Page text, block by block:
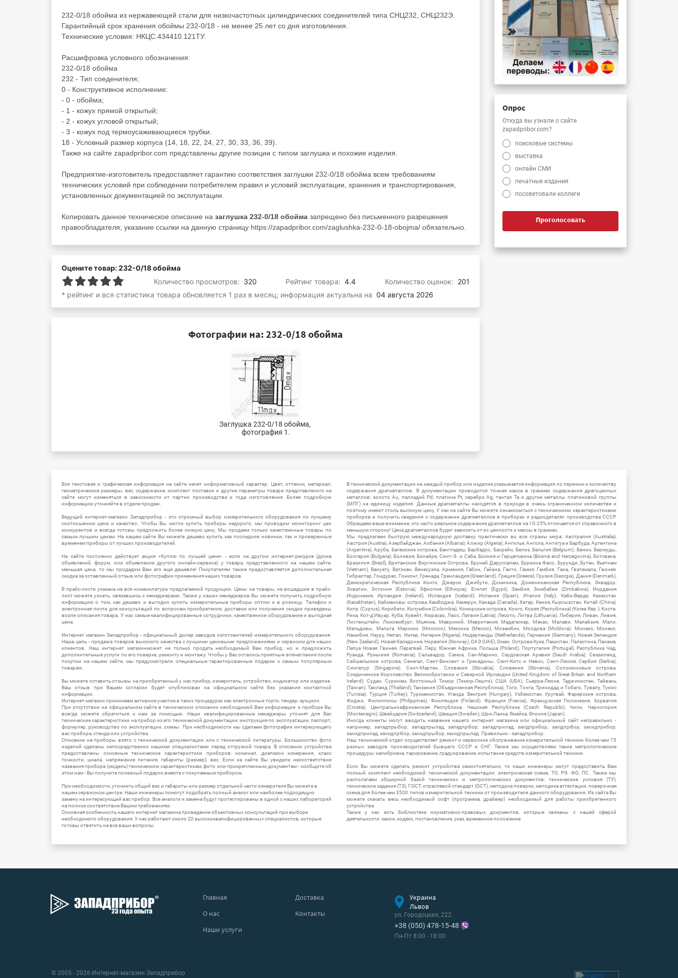
232-0/18 обойма из нержавеющей стали для низкочастотных цилиндрических соединителей типа СНЦ232, СНЦ232Э.
Гарантийный срок хранения обоймы 232-0/18 - не менее 25 лет со дня изготовления.
Технические условия: НКЦС.434410.121ТУ.
Расшифровка условного обозначения:
232-0/18 обойма
232 - Тип соеденителя;
0 - Конструктивное исполнение:
- 0 - обойма;
- 1 - кожух прямой открытый;
- 2 - кожух угловой открытый;
- 3 - кожух под термоусаживающиеся трубки.
18 - Условный размер корпуса (14, 18, 22, 24, 27, 30, 33, 36, 39).
Также на сайте zapadpribor.com представлены другие позиции с типом заглушка и похожие изделия.
Предприятие-изготовитель предоставляет гарантию соответствия заглушки 232-0/18 обойма всем требованиям
технических условий при соблюдении потребителем правил и условий эксплуатации, хранения и транспортирования,
установленных документацией по эксплуатации.
Копировать данное техническое описание на заглушка 232-0/18 обойма запрещено без письменного разрешения
правообладателя; указание ссылки на данную страницу https://zapadpribor.com/zaglushka-232-0-18-obojma/ обязательно.
Оцените товар: 232-0/18 обойма
Количество просмотров: 320 Рейтинг товара: 4.4 Количество оценок: 201
* рейтинг и вся статистика товара обновляется 1 раз в месяц; информация актуальна на 04 августа 2026
Фотографии на: 232-0/18 обойма
Заглушка 232-0/18 обойма,
фотография 1.
Опрос
Откуда вы узнали о сайте
zapadpribor.com?
поисковые системы
выставка
онлайн СМИ
печатные издания
посоветовали коллеги
Проголосовать
Вся текстовая и графическая информация на сайте несет информативный характер. Цвет, оттенок, материал,
геометрические размеры, вес, содержание, комплект поставки и другие параметры товара представленого на
сайте могут изменяться в зависимости от партии производства и года изготовления. Более подробную
информацию уточняйте в отделе продаж.
Ведущий интернет-магазин Западприбор - это огромный выбор измерительного оборудования по лучшему
соотношению цена и качество. Чтобы Вы могли купить приборы недорого, мы проводим мониторинг цен
конкурентов и всегда готовы предложить более низкую цену. Мы продаем только качественные товары по
самым лучшим ценам. На нашем сайте Вы можете дешево купить как последние новинки, так и проверенные
временем приборы от лучших производителей.
На сайте постоянно действует акция «Куплю по лучшей цене» - если на другом интернет-ресурсе (доска
объявлений, форум, или объявление другого онлайн-сервиса) у товара, представленного на нашем сайте,
меньшая цена, то мы продадим Вам его еще дешевле! Покупателям также предоставляется дополнительная
скидка за оставленный отзыв или фотографии применения наших товаров.
В прайс-листе указана не вся номенклатура предлагаемой продукции. Цены на товары, не вошедшие в прайс-
лист можете узнать, связавшись с менеджерами. Также у наших менеджеров Вы можете получить подробную
информацию о том, как дешево и выгодно купить измерительные приборы оптом и в розницу. Телефон и
электронная почта для консультаций по вопросам приобретения, доставки или получения скидки приведены
возле описания товара. У нас самые квалифицированные сотрудники, качественное оборудование и выгодная
цена.
Интернет магазин Западприбор - официальный дилер заводов изготовителей измерительного оборудования.
Наша цель - продажа товаров высокого качества с лучшими ценовыми предложениями и сервисом для наших
клиентов. Наш интернет магазинможет не только продать необходимый Вам прибор, но и предложить
дополнительные услуги по его поверке, ремонту и монтажу. Чтобы у Вас остались приятные впечатления после
покупки на нашем сайте, мы предусмотрели специальные гарантированные подарки к самым популярным
товарам.
Вы можете оставить отзывы на приобретенный у нас прибор, измеритель, устройство, индикатор или изделие.
Ваш отзыв при Вашем согласии будет опубликован на официальном сайте без указания контактной
информации.
Интернет-магазин принимаем активное участие в таких процедурах как электронные торги, тендер, аукцион.
При отсутствии на официальном сайте в техническом описании необходимой Вам информации о приборе Вы
всегда можете обратиться к нам за помощью. Наши квалифицированные менеджеры уточнят для Вас
технические характеристики на прибор из его технической документации: инструкция по эксплуатации, паспорт,
формуляр, руководство по эксплуатации, схемы. При необходимости мы сделаем фотографии интересующего
вас прибора, стенда или устройства.
Описание на приборы взято с технической документации или с технической литературы. Большинство фото
изделий сделаны непосредственно нашими специалистами перед отгрузкой товара. В описании устройства
предоставлены основные технические характеристики приборов: номинал, диапазон измерения, класс
точности, шкала, напряжение питания, габариты (размер), вес. Если на сайте Вы увидели несоответствие
названия прибора (модель) техническим характеристикам, фото или прикрепленным документам - сообщите об
этом нам - Вы получите полезный подарок вместе с покупаемым прибором.
При необходимости, уточнить общий вес и габариты или размер отдельной части измерителя Вы можете в
нашем сервисном центре. Наши инженеры помогут подобрать полный аналог или наиболее подходящую
замену на интересующий вас прибор. Все аналоги и замена будут протестированы в одной с наших лабораторий
на полное соответствие Вашим требованиям.
Основная особенность нашего интернет магазина проведение объективных консультаций при выборе
необходимого оборудования. У нас работают около 20 высококвалифицированных специалистов, которые
готовы ответить на все ваши вопросы.
В технической документации на каждый прибор или изделие указывается информация по перечню и количеству
содержания драгметаллов. В документации приводится точная масса в граммах содержания драгоценных
металлов: золото Au, палладий Pd, платина Pt, серебро Ag, тантал Ta и другие металлы платиновой группы
(МПГ) на единицу изделия. Данные драгметаллы находятся в природе в очень ограниченном количестве и
поэтому имеют столь высокую цену. У нас на сайте Вы можете ознакомиться с техническими характеристиками
приборов и получить сведения о содержании драгметаллов в приборах и радиодеталях производства СССР.
Обращаем ваше внимание, что часто реальное содержание драгметаллов на 10-25% отличается от справочного в
меньшую сторону! Цена драгметаллов будет зависить от их ценности и массы в граммах.
Мы предлагаем быструю международную доставку практически во все страны мира: Австралия (Australia),
Австрия (Austria), Азербайджан, Албания (Albania), Алжир (Algeria), Ангилья, Ангола, Антигуа и Барбуда, Аргентина
(Argentina), Аруба, Багамские острова, Бангладеш, Барбадос, Бахрейн, Белиз, Бельгия (Belgium), Бенин, Бермуды,
Болгария (Bulgaria), Боливия, Бонайре, Синт-Э. и Саба, Босния и Герцеговина (Bosnia and Herzegovina), Ботсвана,
Бразилия (Brazil), Британские Виргинские Острова, Бруней Даруссалам, Буркина Фасо, Бурунди, Бутан, Вьетнам
(Vietnam), Вануату, Ватикан, Венесуэла, Армения, Габон, Гайана, Гаити, Гамия, Гамбия, Гана, Гватемала, Гвинея,
Гибралтар, Гондурас, Гонконг, Гренада, Гренландия (Greenland), Греция (Greece), Грузия (Georgia), Дания (Denmark),
Демократическая Республика Конго, Джерси, Джибути, Доминика, Доминиканская Республика, Эквадор,
Эсватин, Эстония (Estonia), Эфиопия (Ethiopia), Египет (Egypt), Замбия, Зимбабве (Zimbabwe), Иордания
Индонезия, Ирландия (Ireland), Исландия (Iceland), Испания (Spain), Италия (Italy), Кабо-Верде, Казахстан
(Kazakhstan), Каймановы острова, Камбоджа, Камерун, Канада (Canada), Катар, Кения, Кыргызстан, Китай (China),
Кипр (Cyprus), Кирибати, Колумбия (Colombia), Коморские острова, Конго, Корея (Республика) (Korea Rep.), Коста-
Рика, Кот-д'Ивуар, Куба, Кувейт, Кюрасао, Лаос, Латвия (Latvia), Лесото, Литва (Lithuania), Либерия, Ливан, Ливия,
Лихтенштейн, Люксембург, Мьянма, Маврикий, Мавритания, Мадагаскар, Макао, Малави, Малайзия, Мали,
Мальдивы, Мальта, Марокко (Morocco), Мексика (Mexico), Мозамбик, Молдова (Moldova), Монако, Монако,
Намибия, Науру, Непал, Нигер, Нигерия (Nigeria), Нидерланды (Netherlands), Германия (Germany), Новая Зеландия
(New Zealand), Новая Каледония, Норвегия (Norway), ОАЭ (UAE), Оман, Острова Кука, Пакистан, Палестина, Панама,
Папуа Новая Гвинея, Парагвай, Перу, Южная Африка, Польша (Poland), Португалия (Portugal), Республика Чад,
Руанда, Румыния (Romania), Сальвадор, Самоа, Сан-Марино, Саудовская Аравия (Saudi Arabia), Свазиленд,
Сейшельские острова, Сенегал, Сент-Винсент и Гренадины, Сент-Китс и Невис, Сент-Люсия, Сербия (Serbia),
Сингапур (Singapore), Синт-Мартен, Словакия (Slovakia), Словения (Slovenia), Соломоновые острова,
Соединенное Королевство Великобритании и Северной Ирландии (United Kingdom of Great Britain and Northern
Ireland), Судан, Суринам, Восточный Тимор (Тимор-Лешти), США (USA), Сьерра-Леоне, Таджикистан, Тайвань
(Taiwan), Таиланд (Thailand), Танзания (Объединенная Республика), Того, Тонга, Тринидад и Тобаго, Тувалу, Тунис
(Tunisia), Турция (Turkey), Туркменистан, Уганда, Венгрия (Hungary), Узбекистан, Уругвай, Фарерские острова,
Фиджи, Филиппины (Philippines), Финляндия (Finland), Франция (France), Французская Полинезия, Хорватия
(Croatia), Центральноафриканская Республика, Чешская Республика (Czech Republic), Чили, Черногория
(Montenegro), Швейцария (Switzerland), Швеция (Sweden), Шри-Ланка, Ямайка, Япония (Japan).
Иногда клиенты могут вводить название нашего интернет магазина или официальный сайт неправильно -
например, западпрыбор, западпрылад, западпрібор, западприлад, західприбор, західпрібор, захидприбор,
захидприлад, захидпрібор, захидпрыбор, захидпрылад. Правильно - западприбор.
Наш технический отдел осуществляет ремонт и сервисное обслуживание измерительной техники более чем 75
разных заводов производителей бывшего СССР и СНГ. Также мы осуществляем такие метрологические
процедуры: калибровка, тарирование, градуирование, испытание средств измерительной техники.
Если Вы можете сделать ремонт устройства самостоятельно, то наши инженеры могут предоставить Вам
полный комплект необходимой технической документации: электрическая схема, ТО, РЭ, ФО, ПС. Также мы
располагаем обширной базой технических и метрологических документов: технические условия (ТУ),
техническое задание (ТЗ), ГОСТ, отраслевой стандарт (ОСТ), методика поверки, методика аттестации, поверочная
схема для более чем 3500 типов измерительной техники от производителя данного оборудования. Из сайта Вы
можете скачать весь необходимый софт (программа, драйвер) необходимый для работы приобретенного
устройства.
Также у нас есть библиотека нормативно-правовых документов, которые связаны с нашей сферой
деятельности: закон, кодекс, постановление, указ, временное положение.
Главная
Доставка
О нас
Контакты
Наши услуги
Украина
Львов
ул. Городоцкая, 222
+38 (050) 478-15-48
Пн-Пт 8:00 - 18:00
© 2005 - 2026 Интернет-магазин Западприбор